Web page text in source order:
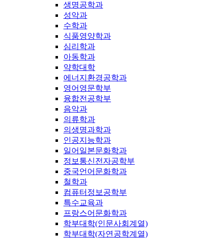
생명공학과
성악과
수학과
식품영양학과
심리학과
아동학과
약학대학
에너지환경공학과
영어영문학부
융합전공학부
음악과
의류학과
의생명과학과
인공지능학과
일어일본문화학과
정보통신전자공학부
중국언어문화학과
철학과
컴퓨터정보공학부
특수교육과
프랑스어문화학과
학부대학(인문사회계열)
학부대학(자연공학계열)